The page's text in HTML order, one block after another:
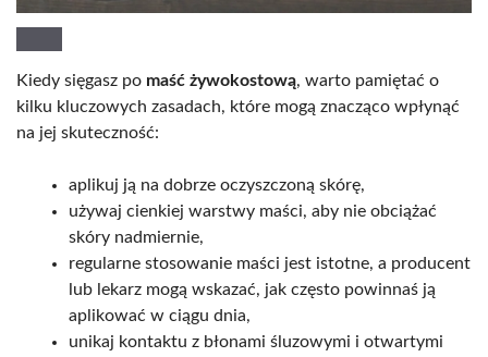
Kiedy sięgasz po maść żywokostową, warto pamiętać o
kilku kluczowych zasadach, które mogą znacząco wpłynąć
na jej skuteczność:
aplikuj ją na dobrze oczyszczoną skórę,
używaj cienkiej warstwy maści, aby nie obciążać
skóry nadmiernie,
regularne stosowanie maści jest istotne, a producent
lub lekarz mogą wskazać, jak często powinnaś ją
aplikować w ciągu dnia,
unikaj kontaktu z błonami śluzowymi i otwartymi